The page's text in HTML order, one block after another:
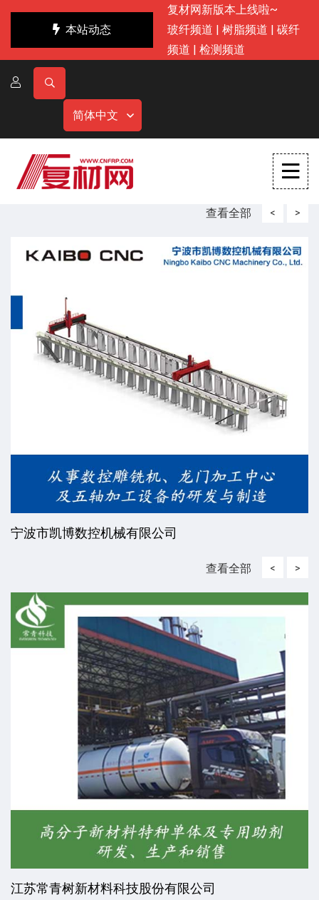
本站动态
复材网新版本上线啦~
玻纤频道 | 树脂频道 | 碳纤
频道 | 检测频道
简体中文
查看全部 <
宁波市凯博数控机械有限公司
>
查看全部 <
江苏常青树新材料科技股份有限公司
>